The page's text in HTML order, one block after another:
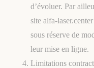
d’évoluer. Par
site alfa-
sous réserve de
leur mise en ligne.
Limitations